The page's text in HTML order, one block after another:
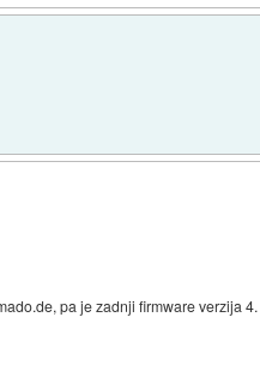
pa je zadnji firmware verzija 4.